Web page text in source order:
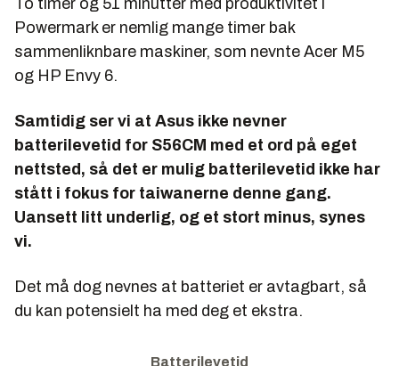
Powermark er nemlig mange timer bak
sammenliknbare maskiner, som nevnte Acer M5
og HP Envy 6.
Samtidig ser vi at Asus ikke nevner
batterilevetid for S56CM med et ord på eget
nettsted, så det er mulig batterilevetid ikke har
stått i fokus for taiwanerne denne gang.
Uansett litt underlig, og et stort minus, synes
vi.
Det må dog nevnes at batteriet er avtagbart, så
du kan potensielt ha med deg et ekstra.
Batterilevetid